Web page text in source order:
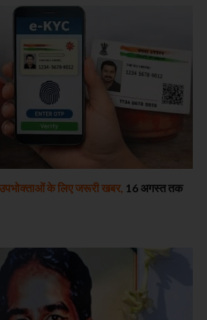
के लिए जरूरी खबर, 16 अगस्त तक